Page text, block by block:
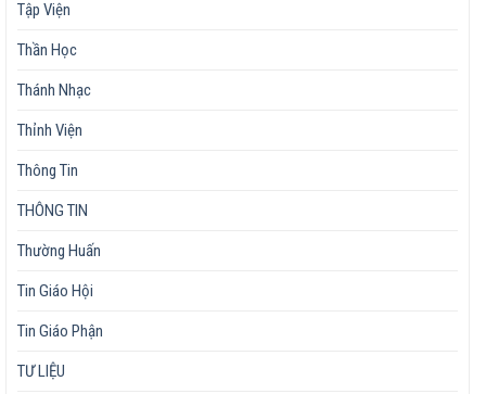
Tập Viện
Thần Học
Thánh Nhạc
Thỉnh Viện
Thông Tin
THÔNG TIN
Thường Huấn
Tin Giáo Hội
Tin Giáo Phận
TƯ LIỆU